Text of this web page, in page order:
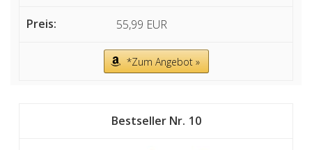
55,99 EUR
*Zum Angebot »
10